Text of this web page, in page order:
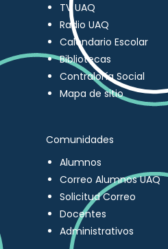
TV UAQ
Radio UAQ
Calendario Escolar
Bibliotecas
Contraloría Social
Mapa de sitio
Comunidades
Alumnos
Correo Alumnos UAQ
Solicitud Correo
Docentes
Administrativos